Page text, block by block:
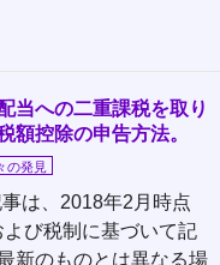
当への二重課税を取り
控除の申告方法。
の発見
は、2018年2月時点
び税制に基づいて記
新のものとは異なる場